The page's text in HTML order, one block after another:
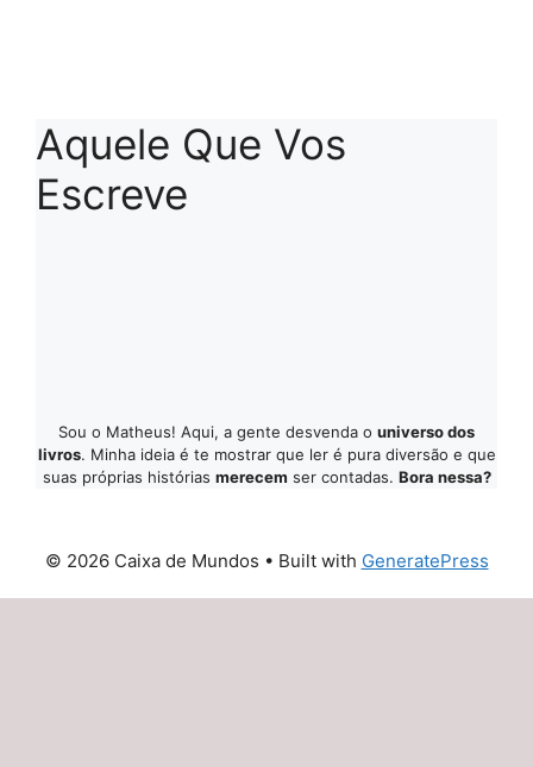
Aquele Que Vos
Escreve
Sou o Matheus! Aqui, a gente desvenda o universo dos
livros. Minha ideia é te mostrar que ler é pura diversão e que
suas próprias histórias merecem ser contadas. Bora nessa?
© 2026 Caixa de Mundos • Built with GeneratePress